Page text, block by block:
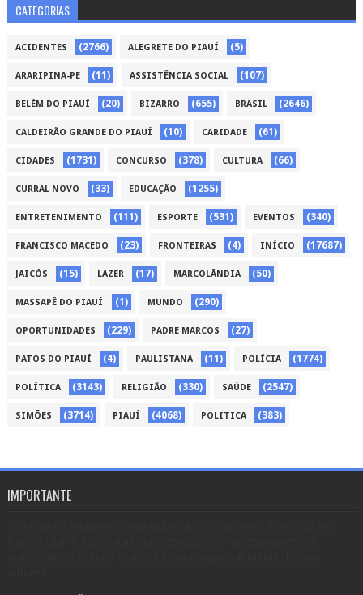
CATEGORIAS
ACIDENTES (2766) ALEGRETE DO PIAUÍ (5)
ARARIPINA-PE (11) ASSISTÊNCIA SOCIAL (107)
BELÉM DO PIAUÍ (20) BIZARRO (655) BRASIL (2646)
CALDEIRÃO GRANDE DO PIAUÍ (10) CARIDADE (61)
CIDADES (1731) CONCURSO (378) CULTURA (66)
CURRAL NOVO (33) EDUCAÇÃO (1255)
ENTRETENIMENTO (111) ESPORTE (531) EVENTOS (340)
FRANCISCO MACEDO (23) FRONTEIRAS (4) INÍCIO (17687)
JAICÓS (15) LAZER (17) MARCOLÂNDIA (50)
MASSAPÊ DO PIAUÍ (1) MUNDO (290)
OPORTUNIDADES (229) PADRE MARCOS (27)
PATOS DO PIAUÍ (4) PAULISTANA (11) POLÍCIA (1774)
POLÍTICA (3143) RELIGIÃO (330) SAÚDE (2547)
SIMÕES (3714) PIAUÍ (4068) POLITICA (383)
IMPORTANTE